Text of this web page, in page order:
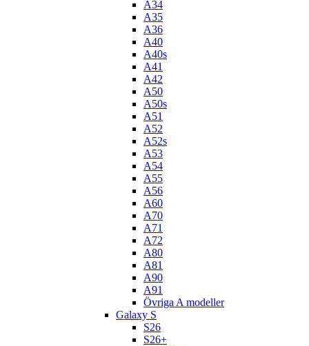
A34
A35
A36
A40
A40s
A41
A42
A50
A50s
A51
A52
A52s
A53
A54
A55
A56
A60
A70
A71
A72
A80
A81
A90
A91
Övriga A modeller
Galaxy S
S26
S26+